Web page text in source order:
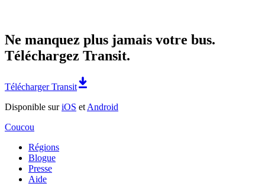
Ne manquez plus jamais votre bus.
Téléchargez Transit.
Télécharger Transit
Disponible suriOS et Android
Coucou
Régions
Blogue
Presse
Aide